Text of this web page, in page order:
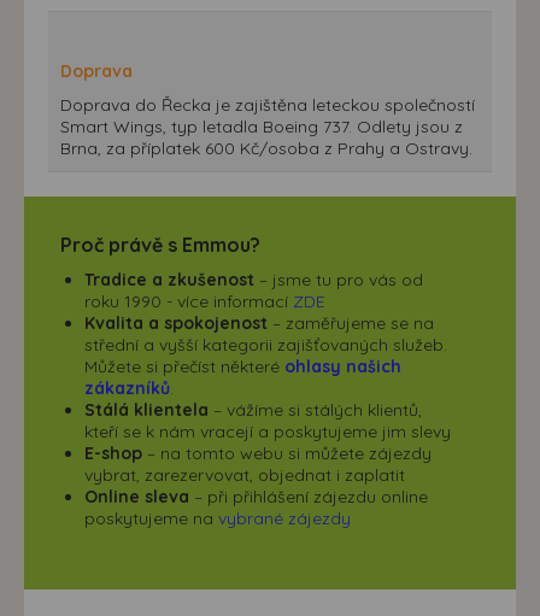
Doprava
Doprava do Řecka je zajištěna leteckou společností
Smart Wings, typ letadla Boeing 737. Odlety jsou z
Brna, za příplatek 600 Kč/osoba z Prahy a Ostravy.
Proč právě s Emmou?
Tradice a zkušenost – jsme tu pro vás od
roku 1990 - více informací ZDE
Kvalita a spokojenost – zaměřujeme se na
střední a vyšší kategorii zajišťovaných služeb.
Můžete si přečíst některé ohlasy našich
zákazníků.
Stálá klientela – vážíme si stálých klientů,
kteří se k nám vracejí a poskytujeme jim slevy
E-shop – na tomto webu si můžete zájezdy
vybrat, zarezervovat, objednat i zaplatit
Online sleva – při přihlášení zájezdu online
poskytujeme na vybrané zájezdy